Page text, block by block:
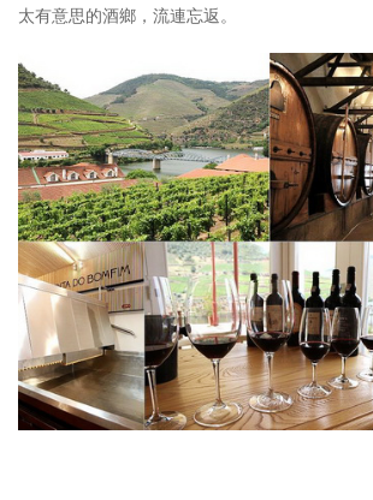
太有意思的酒鄉，流連忘返。